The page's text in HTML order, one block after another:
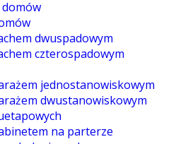
dwuspadowym
czterospadowym
jednostanowiskowym
dwustanowiskowym
na parterze